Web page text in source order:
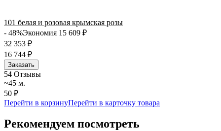
101 белая и розовая крымская розы
- 48%Экономия 15 609 ₽
32 353 ₽
16 744 ₽
Заказать
54 Отзывы
~45 м.
50 ₽
Перейти в корзинуПерейти в карточку товара
Рекомендуем посмотреть